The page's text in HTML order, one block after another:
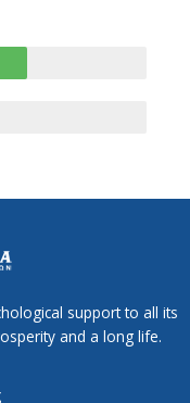
support to all its
and a long life.